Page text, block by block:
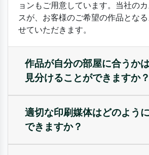
ョンもご用意しています。当社の
スが、お客様のご希望の作品とな
せていただきます。
作品が自分の部屋に合うか
見分けることができますか？
適切な印刷媒体はどのよう
できますか？